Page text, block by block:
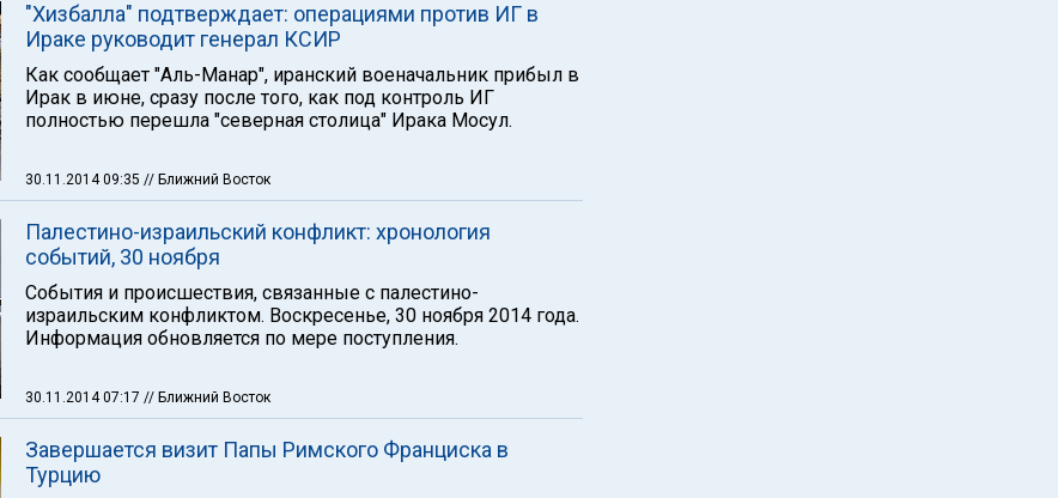
"Хизбалла" подтверждает: операциями против ИГ в
Ираке руководит генерал КСИР
Как сообщает "Аль-Манар", иранский военачальник прибыл в
Ирак в июне, сразу после того, как под контроль ИГ
полностью перешла "северная столица" Ирака Мосул.
30.11.2014 09:35 // Ближний Восток
Палестино-израильский конфликт: хронология
событий, 30 ноября
События и происшествия, связанные с палестино-
израильским конфликтом. Воскресенье, 30 ноября 2014 года.
Информация обновляется по мере поступления.
30.11.2014 07:17 // Ближний Восток
Завершается визит Папы Римского Франциска в
Турцию